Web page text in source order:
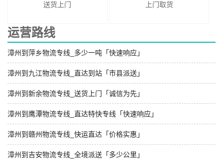
送货上门 上门取货
运营路线
漳州到萍乡物流专线_多少一吨「快速响应」
漳州到九江物流专线_直达到站「市县派送」
漳州到新余物流专线_送货上门「诚信为先」
漳州到鹰潭物流专线_直达特快专线「快速响应」
漳州到赣州物流专线_快运直达「价格实惠」
漳州到吉安物流专线_全境派送「多少公里」